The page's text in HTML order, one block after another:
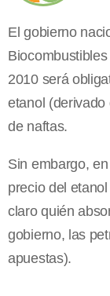
El gobierno
2010 será
etanol (derivado
de naftas.
Sin embargo,
precio del
claro quién
gobierno, las
apuestas).